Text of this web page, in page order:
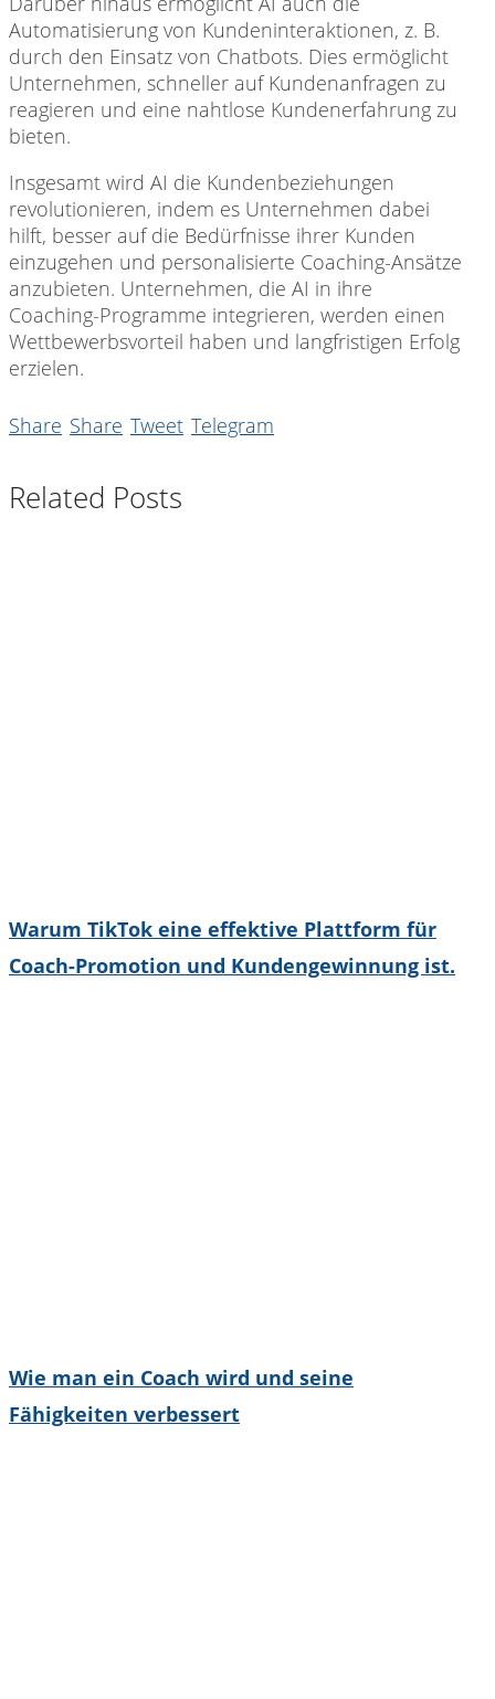
Automatisierung von Kundeninteraktionen, z. B.
durch den Einsatz von Chatbots. Dies ermöglicht
Unternehmen, schneller auf Kundenanfragen zu
reagieren und eine nahtlose Kundenerfahrung zu
bieten.
Insgesamt wird AI die Kundenbeziehungen
revolutionieren, indem es Unternehmen dabei
hilft, besser auf die Bedürfnisse ihrer Kunden
einzugehen und personalisierte Coaching-Ansätze
anzubieten. Unternehmen, die AI in ihre
Coaching-Programme integrieren, werden einen
Wettbewerbsvorteil haben und langfristigen Erfolg
erzielen.
Share Share Tweet Telegram
Related Posts
Warum TikTok eine effektive Plattform für
Coach-Promotion und Kundengewinnung ist.
Wie man ein Coach wird und seine
Fähigkeiten verbessert